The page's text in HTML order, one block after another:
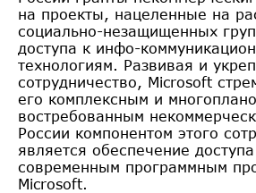
на проекты, нацеленные на
социально-незащищенных
доступа к инфо-
технологиям. Развивая и
сотрудничество, Microsoft
его комплексным и
востребованным
России компонентом этого
является обеспечение
современным программным
Microsoft.